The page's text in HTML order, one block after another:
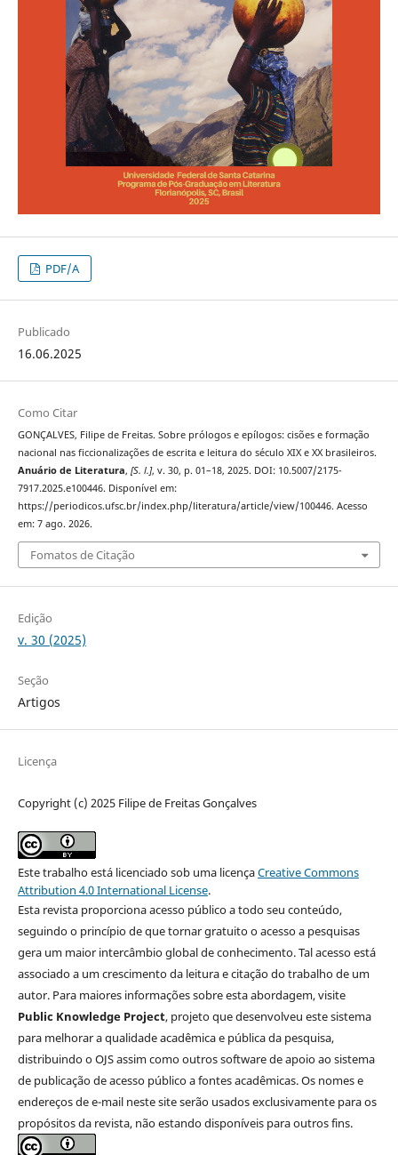
PDF/A
Publicado
16.06.2025
Como Citar
GONÇALVES, Filipe de Freitas. Sobre prólogos e epílogos: cisões e formação
nacional nas ficcionalizações de escrita e leitura do século XIX e XX brasileiros.
Anuário de Literatura, [S. l.], v. 30, p. 01–18, 2025. DOI: 10.5007/2175-
7917.2025.e100446. Disponível em:
https://periodicos.ufsc.br/index.php/literatura/article/view/100446. Acesso
em: 7 ago. 2026.
Fomatos de Citação
Edição
v. 30 (2025)
Seção
Artigos
Licença
Copyright (c) 2025 Filipe de Freitas Gonçalves
Este trabalho está licenciado sob uma licençaCreative Commons
Attribution 4.0 International License.
Esta revista proporciona acesso público a todo seu conteúdo,
seguindo o princípio de que tornar gratuito o acesso a pesquisas
gera um maior intercâmbio global de conhecimento. Tal acesso está
associado a um crescimento da leitura e citação do trabalho de um
autor. Para maiores informações sobre esta abordagem, visite
Public Knowledge Project, projeto que desenvolveu este sistema
para melhorar a qualidade acadêmica e pública da pesquisa,
distribuindo o OJS assim como outros software de apoio ao sistema
de publicação de acesso público a fontes acadêmicas. Os nomes e
endereços de e-mail neste site serão usados exclusivamente para os
propósitos da revista, não estando disponíveis para outros fins.